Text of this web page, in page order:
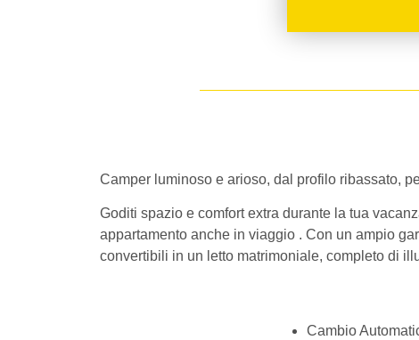
Camper luminoso e arioso, dal profilo ribassato,
Goditi spazio e comfort extra durante la tua
appartamento anche in viaggio . Con un ampio
convertibili in un letto matrimoniale, completo di
Cambio